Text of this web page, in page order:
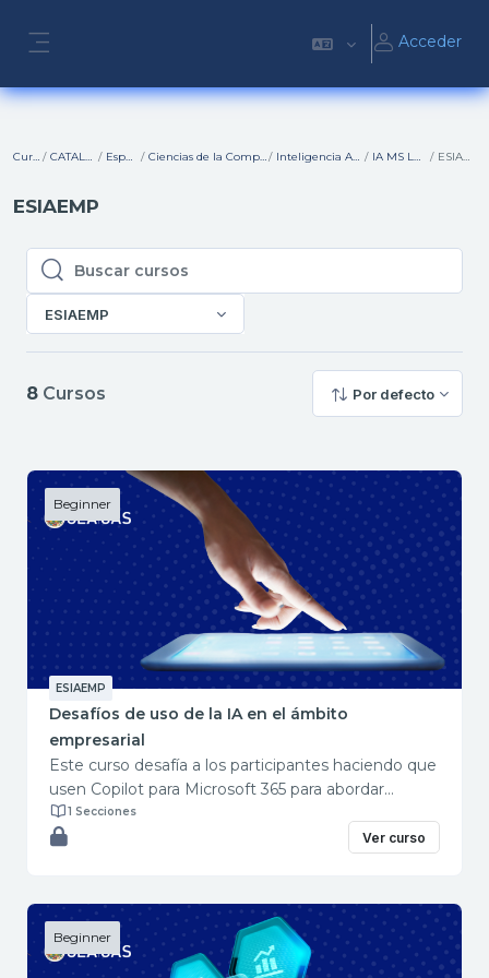
Acceder
Cursos CATALOGO Español Ciencias de la Computación Inteligencia Artificial IA MS LEARN ESIAEMP
ESIAEMP
Buscar cursos
Buscar cursos
ESIAEMP
8 Cursos Por defecto
Beginner
ESIAEMP
Desafíos de uso de la IA en el ámbito
empresarial
Este curso desafía a los participantes haciendo que
usen Copilot para Microsoft 365 para abordar
diversos escenarios empresariales sin la ayuda de
instrucciones paso a paso. Objetivos: Usar Copilot
un nuevo rol y, a continuación, comparar los
resultados generados por cada Copilot. Usar Copilot
para Microsoft 365 en Word y Excel para mejorar la
1 Secciones
Ver curso
Beginner